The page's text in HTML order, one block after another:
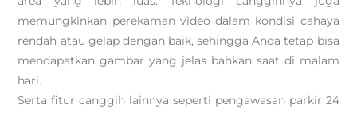
memungkinkan perekaman video dalam kondisi cahaya
rendah atau gelap dengan baik, sehingga Anda tetap bisa
mendapatkan gambar yang jelas bahkan saat di malam
hari.
Serta fitur canggih lainnya seperti pengawasan parkir 24